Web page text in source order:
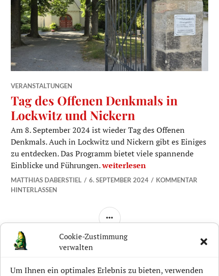
Cookie-Zustimmung
verwalten
Um Ihnen ein optimales Erlebnis zu bieten, verwenden
VERANSTALTUNGEN
Tag des Offenen Denkmals in
Lockwitz und Nickern
Am 8. September 2024 ist wieder Tag des Offenen
Denkmals. Auch in Lockwitz und Nickern gibt es Einiges
zu entdecken. Das Programm bietet viele spannende
Einblicke und Führungen.Tag des Offenen Denkmals in
weiterlesen
MATTHIAS DABERSTIEL 6. SEPTEMBER 2024
KOMMENTAR
HINTERLASSEN
SEITENLEISTE
Aktuelle Projekte